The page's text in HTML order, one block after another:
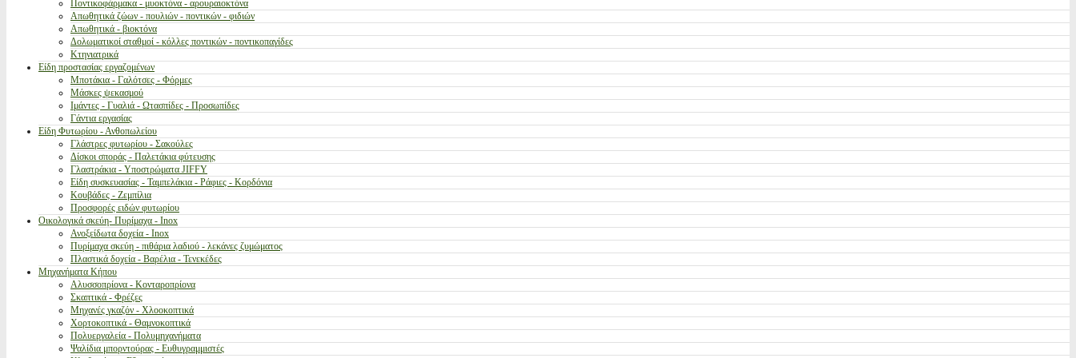
Ποντικοφάρμακα - μυοκτόνα - αρουραιοκτόνα
Απωθητικά ζώων - πουλιών - ποντικών - φιδιών
Απωθητικά - βιοκτόνα
Δολωματικοί σταθμοί - κόλλες ποντικών - ποντικοπαγίδες
Κτηνιατρικά
Είδη προστασίας εργαζομένων
Μποτάκια - Γαλότσες - Φόρμες
Μάσκες ψεκασμού
Ιμάντες - Γυαλιά - Ωτασπίδες - Προσωπίδες
Γάντια εργασίας
Είδη Φυτωρίου - Ανθοπωλείου
Γλάστρες φυτωρίου - Σακούλες
Δίσκοι σποράς - Παλετάκια φύτευσης
Γλαστράκια - Υποστρώματα JIFFY
Είδη συσκευασίας - Ταμπελάκια - Ράφιες - Κορδόνια
Κουβάδες - Ζεμπίλια
Προσφορές ειδών φυτωρίου
Οικολογικά σκεύη- Πυρίμαχα - Inox
Ανοξείδωτα δοχεία - Inox
Πυρίμαχα σκεύη - πιθάρια λαδιού - λεκάνες ζυμώματος
Πλαστικά δοχεία - Βαρέλια - Τενεκέδες
Μηχανήματα Κήπου
Αλυσσοπρίονα - Κονταροπρίονα
Σκαπτικά - Φρέζες
Μηχανές γκαζόν - Χλοοκοπτικά
Χορτοκοπτικά - Θαμνοκοπτικά
Πολυεργαλεία - Πολυμηχανήματα
Ψαλίδια μπορντούρας - Ευθυγραμμιστές